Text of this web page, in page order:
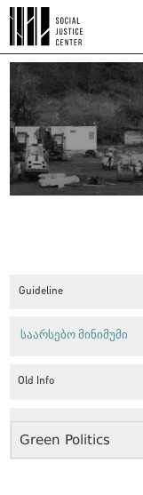
Guideline
Green Politics
საარსებო მინიმუმი
Old Info